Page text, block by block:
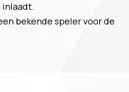
inlaadt.
bekende speler voor de